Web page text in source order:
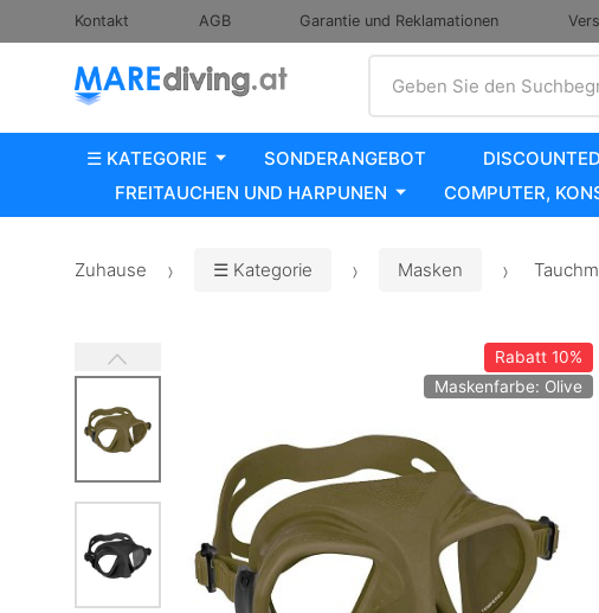
Kontakt AGB Garantie und Reklamationen
Geben Sie den
☰ KATEGORIE SONDERANGEBOT
FREITAUCHEN UND HARPUNEN
COMPUTER,
Zuhause ☰ Kategorie Masken
Rabatt10%
Maskenfarbe: Olive